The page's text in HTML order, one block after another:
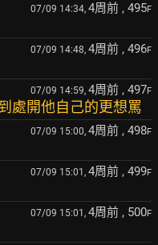
07/09 14:34, 4周前 , 495F
07/09 14:48, 4周前 , 496F
07/09 14:59, 4周前 , 497F
處開他自己的更想罵
07/09 15:00, 4周前 , 498F
07/09 15:01, 4周前 , 499F
07/09 15:01, 4周前 , 500F